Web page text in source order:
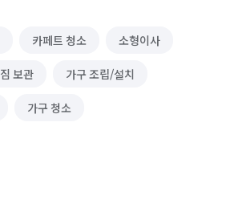
카페트 청소 소형이사
짐 보관 가구 조립/설치
가구 청소